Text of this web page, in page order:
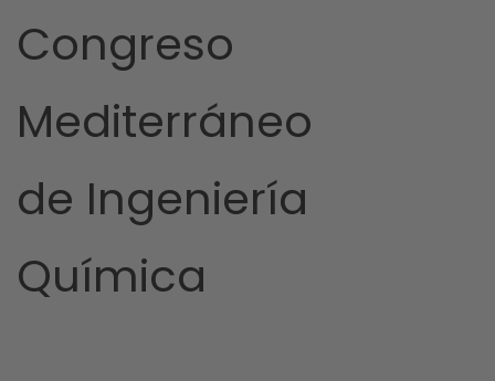
Congreso
Mediterráneo
de Ingeniería
Química